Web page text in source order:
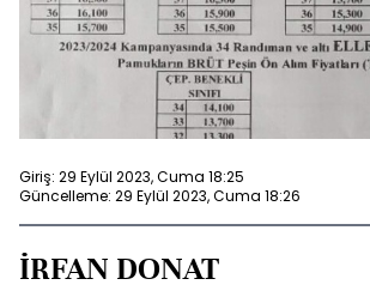
Giriş: 29 Eylül 2023, Cuma 18:25
Güncelleme: 29 Eylül 2023, Cuma 18:26
İRFAN DONAT